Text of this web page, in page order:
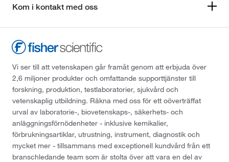
Kom i kontakt med oss
Vi ser till att vetenskapen går framåt genom att erbjuda över
2,6 miljoner produkter och omfattande supporttjänster till
forskning, produktion, testlaboratorier, sjukvård och
vetenskaplig utbildning. Räkna med oss för ett oöverträffat
urval av laboratorie-, biovetenskaps-, säkerhets- och
anläggningsförnödenheter - inklusive kemikalier,
förbrukningsartiklar, utrustning, instrument, diagnostik och
mycket mer - tillsammans med exceptionell kundvård från ett
branschledande team som är stolta över att vara en del av